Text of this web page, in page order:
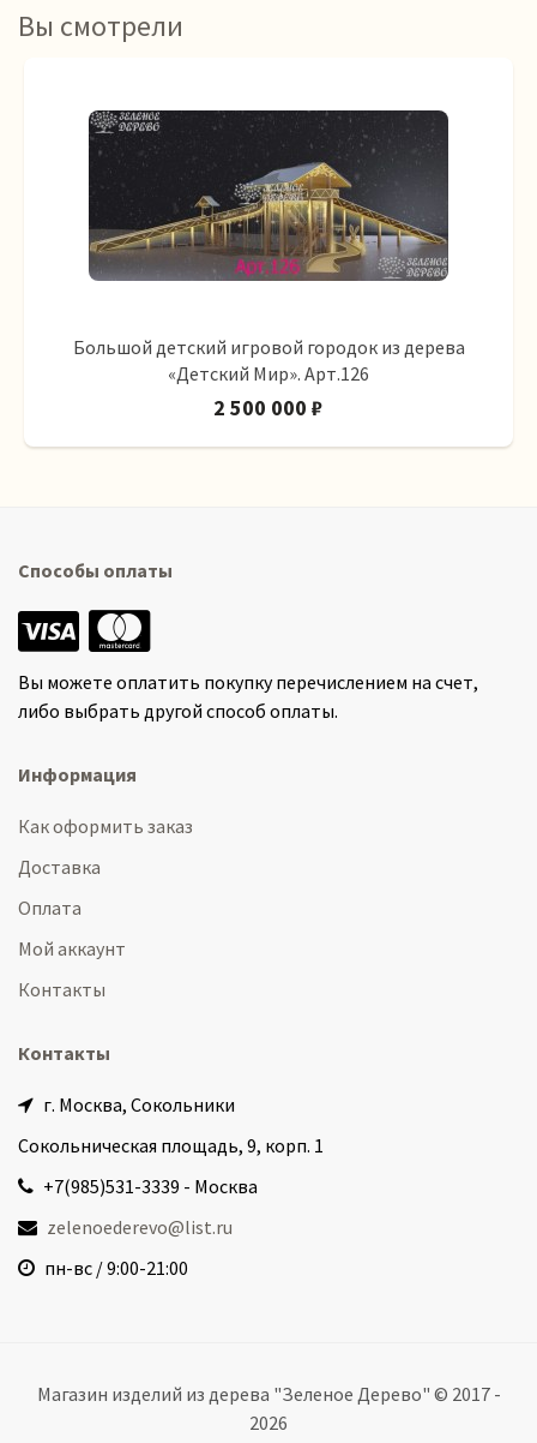
Вы смотрели
Большой детский игровой городок из дерева
«Детский Мир». Арт.126
2 500 000 ₽
Способы оплаты
Вы можете оплатить покупку перечислением на счет,
либо выбрать другой способ оплаты.
Информация
Как оформить заказ
Доставка
Оплата
Мой аккаунт
Контакты
Контакты
г. Москва, Сокольники
Сокольническая площадь, 9, корп. 1
+7(985)531-3339 - Москва
zelenoederevo@list.ru
пн-вс / 9:00-21:00
Магазин изделий из дерева "Зеленое Дерево" © 2017 -
2026